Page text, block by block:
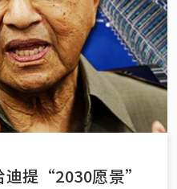
提“2030愿景”